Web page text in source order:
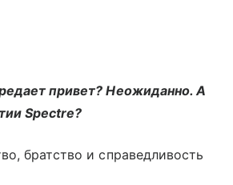
привет? Неожиданно. А
Spectre?
братство и справедливость